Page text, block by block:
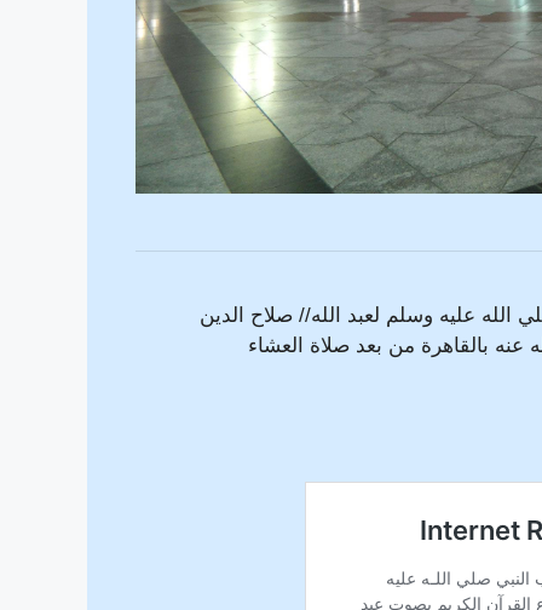
الله عليه وسلم لعبد الله// صلاح الدين
بالقاهرة من بعد صلاة العشاء